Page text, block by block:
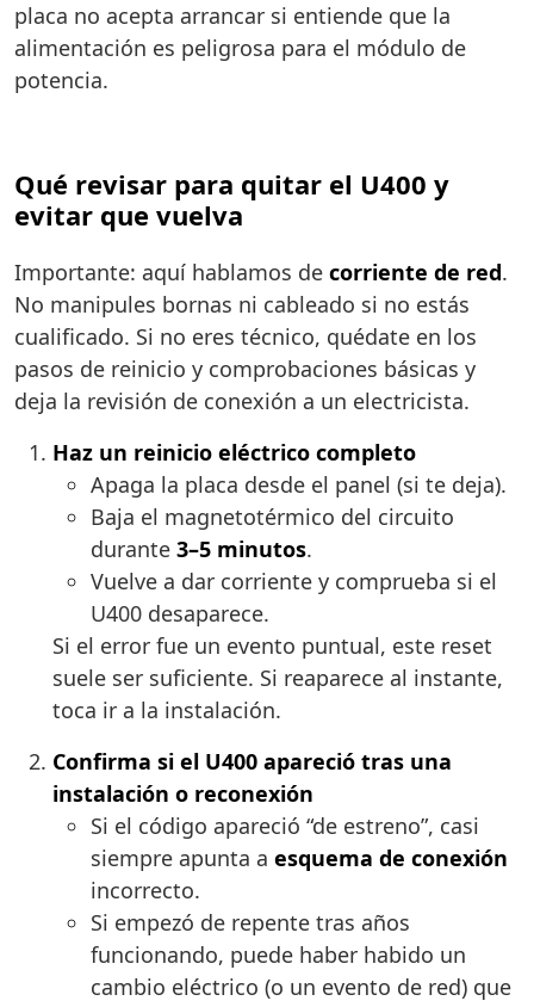
placa no acepta arrancar si entiende que la
alimentación es peligrosa para el módulo de
potencia.
Qué revisar para quitar el U400 y
evitar que vuelva
Importante: aquí hablamos de corriente de red.
No manipules bornas ni cableado si no estás
cualificado. Si no eres técnico, quédate en los
pasos de reinicio y comprobaciones básicas y
deja la revisión de conexión a un electricista.
Haz un reinicio eléctrico completo
Apaga la placa desde el panel (si te deja).
Baja el magnetotérmico del circuito
durante 3–5 minutos.
Vuelve a dar corriente y comprueba si el
U400 desaparece.
Si el error fue un evento puntual, este reset
suele ser suficiente. Si reaparece al instante,
toca ir a la instalación.
Confirma si el U400 apareció tras una
instalación o reconexión
Si el código apareció “de estreno”, casi
siempre apunta a esquema de conexión
incorrecto.
Si empezó de repente tras años
funcionando, puede haber habido un
cambio eléctrico (o un evento de red) que